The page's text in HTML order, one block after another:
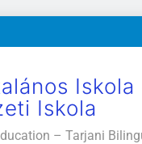
Iskola
Iskola
– Tarjani